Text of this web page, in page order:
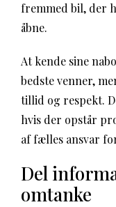
fremmed bil, der
åbne.
At kende sine
bedste venner,
tillid og respekt.
hvis der opstår
af fælles ansvar
Del
omtanke